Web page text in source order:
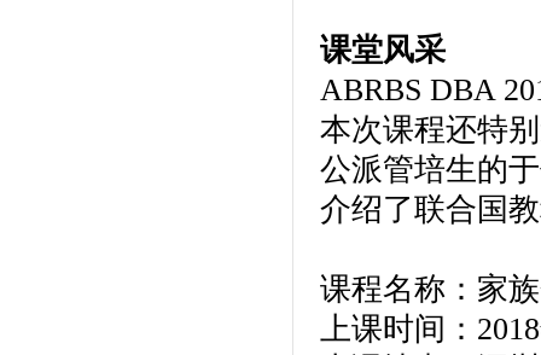
课堂风采
ABRBS DBA
本次课程还特
公派管培生的
介绍了联合国
课程名称：家
上课时间：